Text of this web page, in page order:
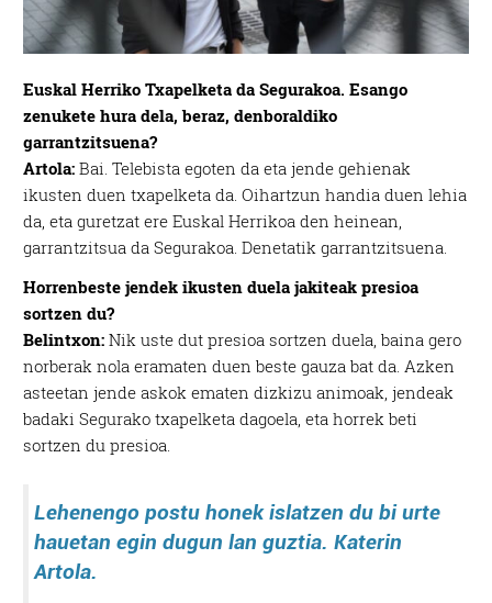
Euskal Herriko Txapelketa da Segurakoa. Esango
zenukete hura dela, beraz, denboraldiko
garrantzitsuena?
Artola:Bai. Telebista egoten da eta jende gehienak
ikusten duen txapelketa da. Oihartzun handia duen lehia
da, eta guretzat ere Euskal Herrikoa den heinean,
garrantzitsua da Segurakoa. Denetatik garrantzitsuena.
Horrenbeste jendek ikusten duela jakiteak presioa
sortzen du?
Belintxon:Nik uste dut presioa sortzen duela, baina gero
norberak nola eramaten duen beste gauza bat da. Azken
asteetan jende askok ematen dizkizu animoak, jendeak
badaki Segurako txapelketa dagoela, eta horrek beti
sortzen du presioa.
Lehenengo postu honek islatzen du bi urte
hauetan egin dugun lan guztia. Katerin
Artola.